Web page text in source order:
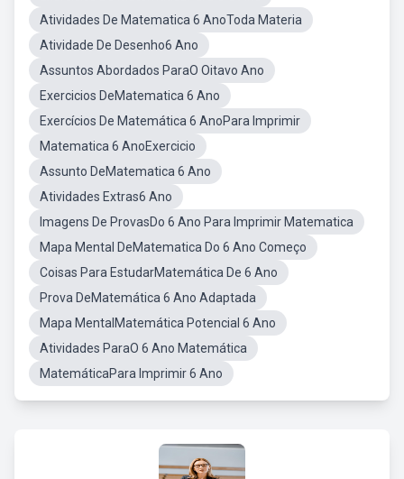
Atividades De Matematica 6 AnoToda Materia
Atividade De Desenho6 Ano
Assuntos Abordados ParaO Oitavo Ano
Exercicios DeMatematica 6 Ano
Exercícios De Matemática 6 AnoPara Imprimir
Matematica 6 AnoExercicio
Assunto DeMatematica 6 Ano
Atividades Extras6 Ano
Imagens De ProvasDo 6 Ano Para Imprimir Matematica
Mapa Mental DeMatematica Do 6 Ano Começo
Coisas Para EstudarMatemática De 6 Ano
Prova DeMatemática 6 Ano Adaptada
Mapa MentalMatemática Potencial 6 Ano
Atividades ParaO 6 Ano Matemática
MatemáticaPara Imprimir 6 Ano